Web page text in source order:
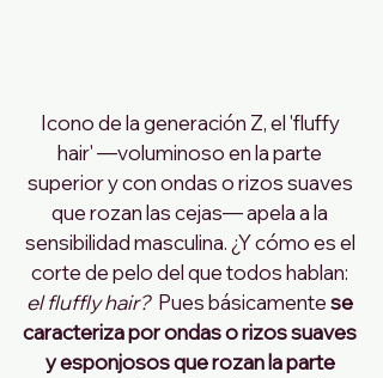
Icono de la generación Z, el 'fluffy
hair' —voluminoso en la parte
superior y con ondas o rizos suaves
que rozan las cejas— apela a la
sensibilidad masculina. ¿Y cómo es el
corte de pelo del que todos hablan:
el fluffly hair?
  Pues básicamente
se
caracteriza por ondas o rizos suaves
y esponjosos que rozan la parte